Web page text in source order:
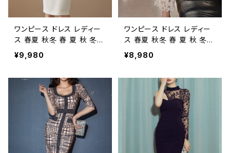
0代 40代 C-OSS0261
ワンピース ドレス レディー
ス 春夏 秋冬 春 夏 秋 冬
白 ドレスワンピース ドレス
フレアワンピース ひざ丈 膝
ス 7分袖 タイト 袖レース
タイトワンピ ミディアムワン
ピ ミモレドレス ミディアム
ドレス ワンピドレス タイトワ
ンピース OL エレガント 白
ドレス フォーマル ホワイト
大きいサイズ きれいめ ドレ
¥9,980
ワンピース ドレス レディー
ス 春夏 秋冬 春 夏 秋 冬
白 ドレスワンピース ドレス
タイトワンピース フレア袖
レース タイトドレス 総レー
ス ワンピドレス ミモレ丈ワ
ンピース OL レース ラッパ
袖 エレガント フォーマル 大
きいサイズ きれいめ タイト
ドレスワンピース お呼ばれ
韓国 ファッション オフィス
¥8,980